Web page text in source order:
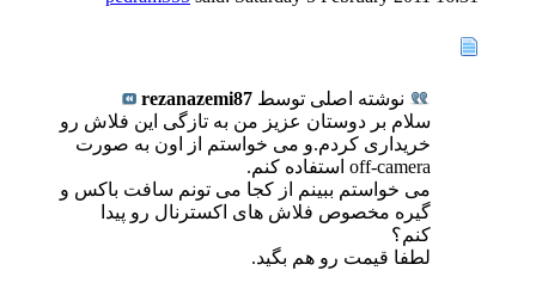
نوشته اصلی توسط rezanazemi87
سلام بر دوستان عزیز من به تازگی این فلاش رو
خریداری کردم.و می خواستم از اون به صورت
off-camera استفاده کنم.
می خواستم ببینم از کجا می تونم سافت باکس و
گیره مخصوص فلاش های اکسترنال رو پیدا
کنم؟
لطفا قیمت رو هم بگید.